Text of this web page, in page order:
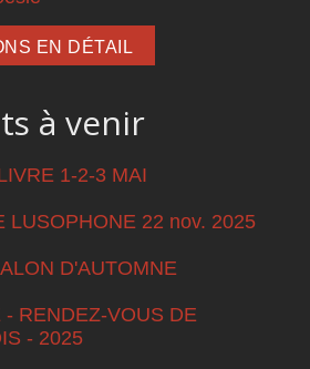
EN DÉTAIL
à venir
1-2-3 MAI
LUSOPHONE 22 nov. 2025
D'AUTOMNE
RENDEZ-VOUS DE
- 2025